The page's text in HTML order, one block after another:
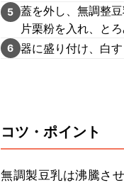
5 蓋を外し、無調整
片栗粉を入れ、と
6 器に盛り付け、白
コツ・ポイント
無調製豆乳は沸騰さ